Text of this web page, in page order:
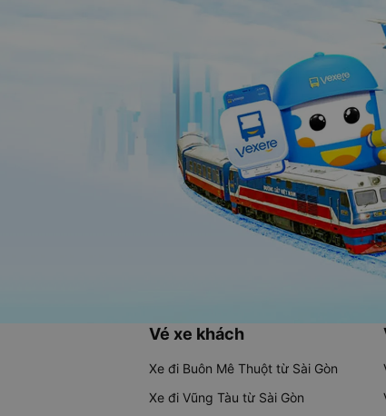
Vé xe khách
Xe đi Buôn Mê Thuột từ Sài Gòn
Xe đi Vũng Tàu từ Sài Gòn